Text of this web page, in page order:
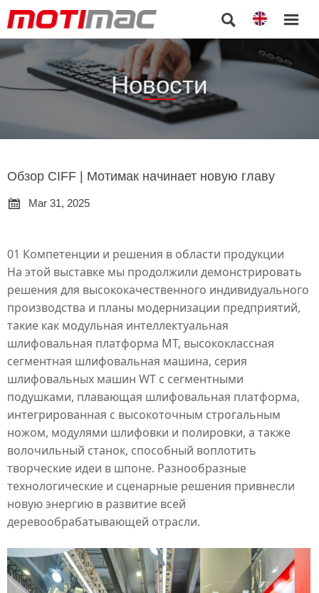
 
Новости
Обзор CIFF | Мотимак начинает новую главу

Mar 31, 2025
01 Компетенции и решения в области продукции
На этой выставке мы продолжили демонстрировать
решения для высококачественного индивидуального
производства и планы модернизации предприятий,
такие как модульная интеллектуальная
шлифовальная платформа MT, высококлассная
сегментная шлифовальная машина, серия
шлифовальных машин WT с сегментными
подушками, плавающая шлифовальная платформа,
интегрированная с высокоточным строгальным
ножом, модулями шлифовки и полировки, а также
волочильный станок, способный воплотить
творческие идеи в шпоне. Разнообразные
технологические и сценарные решения привнесли
новую энергию в развитие всей
деревообрабатывающей отрасли.